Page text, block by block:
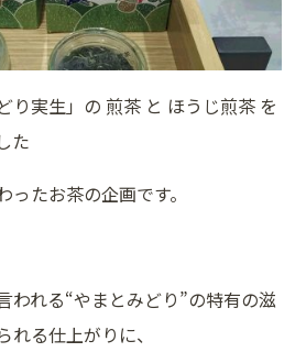
り実生」の 煎茶 と ほうじ煎茶 を
た
ったお茶の企画です。
われる“やまとみどり”の特有の滋
る仕上がりに、